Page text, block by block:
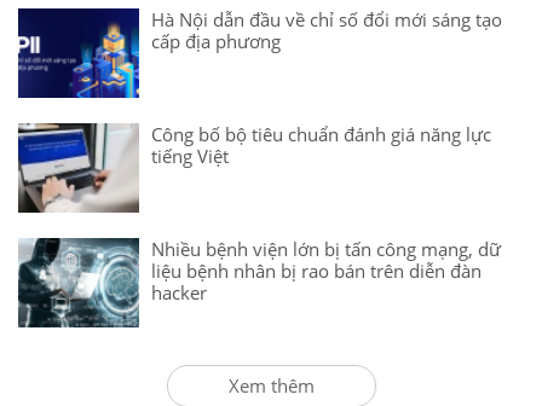
Hà Nội dẫn đầu về chỉ số đổi mới sáng tạo
cấp địa phương
Công bố bộ tiêu chuẩn đánh giá năng lực
tiếng Việt
Nhiều bệnh viện lớn bị tấn công mạng, dữ
liệu bệnh nhân bị rao bán trên diễn đàn
hacker
Xem thêm